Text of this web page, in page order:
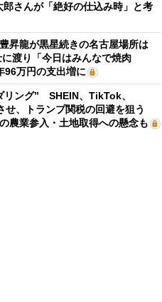
さんが「絶好の仕込み時」と考
昇龍が黒星続きの名古屋場所は
渡り「今日はみんなで焼肉
万円の支出増に
リング” SHEIN、TikTok、
せ、トランプ関税の回避を狙う
農業参入・土地取得への懸念も